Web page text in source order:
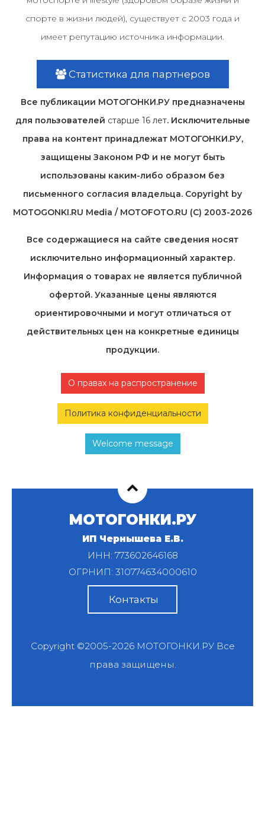
спорте в жизни людей), существует с 2003 года и
имеет репутацию источника информации.
Статистика для партнеров
Все публикации МОТОГОНКИ.РУ предназначены
для пользователей старше 16 лет. Исключительные
права на контент принадлежат МОТОГОНКИ.РУ,
защищены Законом РФ и не могут быть
использованы каким-либо образом без
письменного согласия владельца. Copyright by
MOTOGONKI.RU Media / MOTOFOTO.RU (C) 2003-2026
Все содержащиеся на cайте сведения носят
исключительно информационный характер.
Информация о товарах не является публичной
офертой. Указанные цены являются
ориентировочными и могут отличаться от
действительных цен на конкретные единицы
продукции.
О правах на распространение
Политика конфиденциальности
Welcome message
МОТОГОНКИ.РУ
ИП Чернышева Е.В.
ИНН: 773602646168
ОГРНИП: 310774634000610
Контакты
Copyright ©2005-2026 МОТОГОНКИ.РУВсе
права защищены.